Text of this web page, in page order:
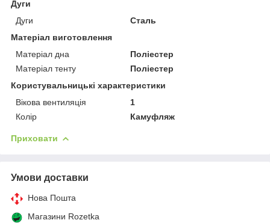
Дуги
Дуги
Сталь
Матеріал виготовлення
Матеріал дна
Поліестер
Матеріал тенту
Поліестер
Користувальницькі характеристики
Вікова вентиляція
1
Колір
Камуфляж
Приховати
Умови доставки
Нова Пошта
Магазини Rozetka